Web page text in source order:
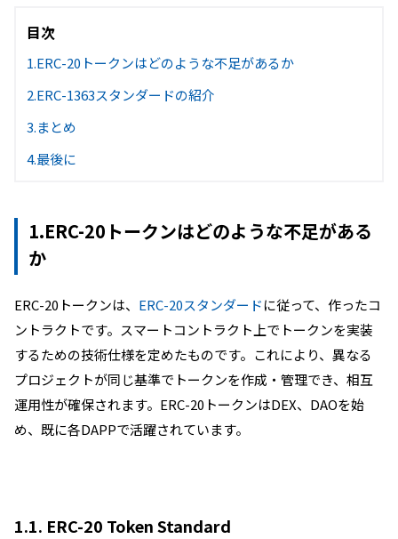
目次
1.ERC-20トークンはどのような不足があるか
2.ERC-1363スタンダードの紹介
3.まとめ
4.最後に
1.ERC-20トークンはどのような不足がある
か
ERC-20トークンは、 ERC-20スタンダードに従って、作ったコ
ントラクトです。スマートコントラクト上でトークンを実装
するための技術仕様を定めたものです。これにより、異なる
プロジェクトが同じ基準でトークンを作成・管理でき、相互
運用性が確保されます。ERC-20トークンはDEX、DAOを始
め、既に各DAPPで活躍されています。
1.1. ERC-20 Token Standard